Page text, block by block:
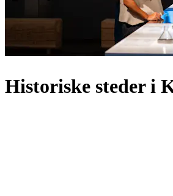
Historiske steder i